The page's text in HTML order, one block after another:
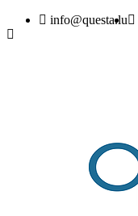
info@questa.lu